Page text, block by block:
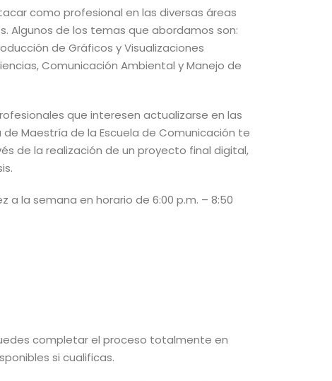
como profesional en las diversas áreas
Algunos de los temas que abordamos son:
de Gráficos y Visualizaciones
Comunicación Ambiental y Manejo de
que interesen actualizarse en las
Maestría de la Escuela de Comunicación te
de la realización de un proyecto final digital,
a la semana en horario de 6:00 p.m. – 8:50
completar el proceso totalmente en
si cualificas.